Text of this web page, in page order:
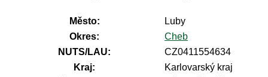
Město:
Luby
Okres:
Cheb
NUTS/LAU:
CZ0411554634
Kraj:
Karlovarský kraj